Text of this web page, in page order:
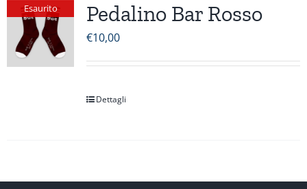
Esaurito Pedalino Bar Rosso
€10,00
Dettagli